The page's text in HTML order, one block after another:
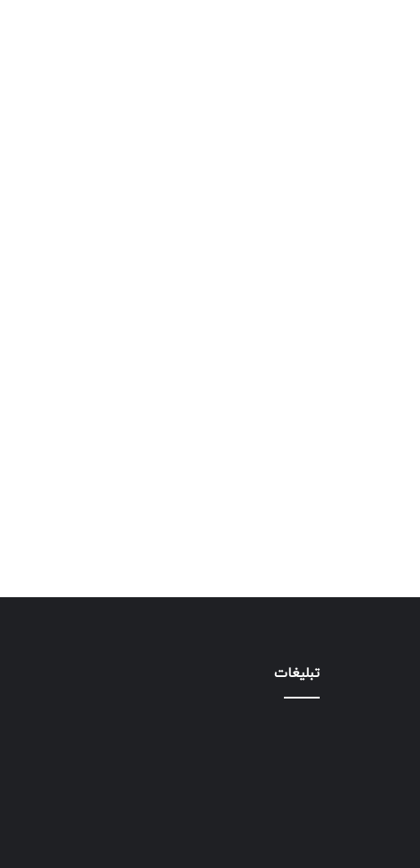
تبلیغات